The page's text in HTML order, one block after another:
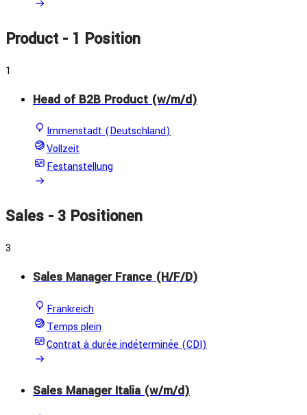
Product - 1 Position
1
Head of B2B Product (w/m/d)
Immenstadt (Deutschland)
Vollzeit
Festanstellung
Sales - 3 Positionen
3
Sales Manager France (H/F/D)
Frankreich
Temps plein
Contrat à durée indéterminée (CDI)
Sales Manager Italia (w/m/d)